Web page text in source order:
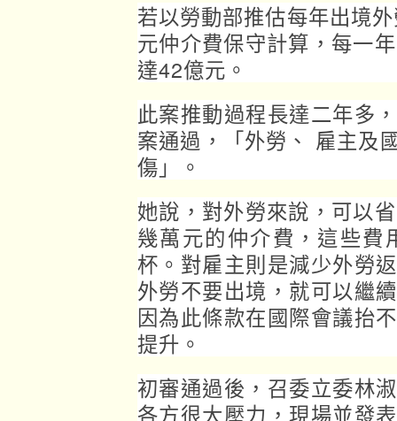
若以勞動部推估每年出境
元仲介費保守計算，每一
達42億元。
此案推動過程長達二年多
案通過，「外勞、 雇主及
傷」。
她說，對外勞來說，可以
幾萬元的仲介費，這些費
杯。對雇主則是減少外勞
外勞不要出境，就可以繼
因為此條款在國際會議抬
提升。
初審通過後，召委立委林
各方很大壓力，現場並發